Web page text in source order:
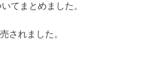
てまとめました。
されました。